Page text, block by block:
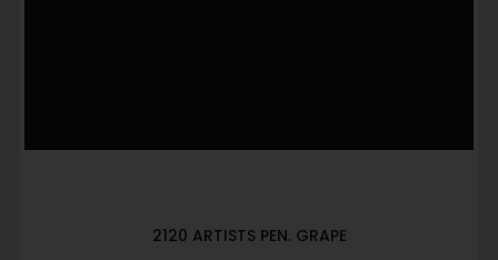
2120 ARTISTS PEN. GRAPE